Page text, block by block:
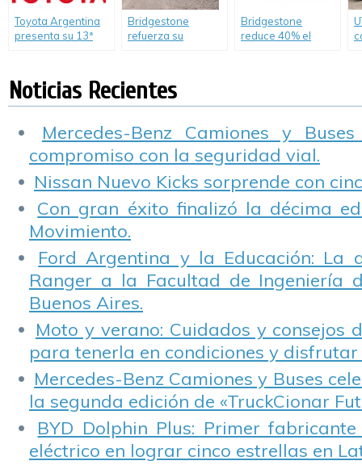
Toyota Argentina
presenta su 13ª
conducción segura
para clientes.
Bridgestone
refuerza su
Bridgestone
reduce 40% el
Noticias Recientes
Mercedes-Benz Camiones y
compromiso con la seguridad vial.
Nissan Nuevo Kicks sorprende con
Con gran éxito finalizó la décima
Movimiento.
Ford Argentina y la Educación: La
Ranger a la Facultad de Ingeniería
Buenos Aires.
Moto y verano: Cuidados y consejos
para tenerla en condiciones y disfrutar
Mercedes-Benz Camiones y Buses
la segunda edición de «TruckCionar
BYD Dolphin Plus: Primer
eléctrico en lograr cinco estrellas en